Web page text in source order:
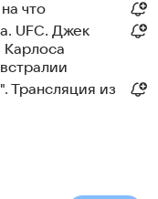
что
UFC. Джек
Трансляция из